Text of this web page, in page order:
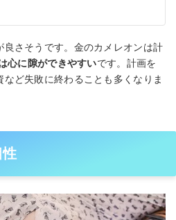
良さそうです。金のカメレオンは計
心に隙ができやすいです。計画を
ど失敗に終わることも多くなりま